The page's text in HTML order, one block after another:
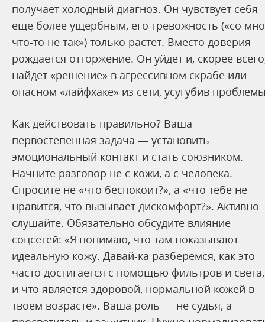
получает холодный диагноз. Он чувствует себя
еще более ущербным, его тревожность («со
что-то не так») только растет. Вместо доверия
рождается отторжение. Он уйдет и, скорее
найдет «решение» в агрессивном скрабе или
опасном «лайфхаке» из сети, усугубив
Как действовать правильно? Ваша
первостепенная задача — установить
эмоциональный контакт и стать союзником.
Начните разговор не с кожи, а с человека.
Спросите не «что беспокоит?», а «что тебе не
нравится, что вызывает дискомфорт?». Активно
слушайте. Обязательно обсудите влияние
соцсетей: «Я понимаю, что там показывают
идеальную кожу. Давай-ка разберемся, как это
часто достигается с помощью фильтров и света,
и что является здоровой, нормальной кожей в
твоем возрасте». Ваша роль — не судья, а